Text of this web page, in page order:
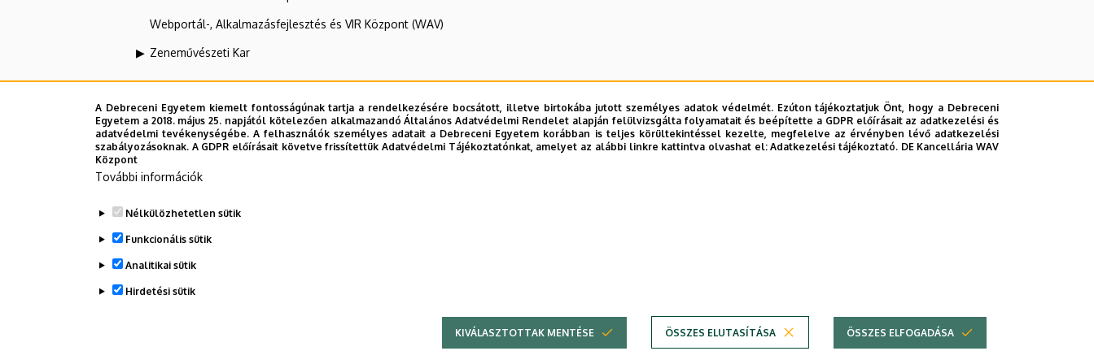
Webportál-, Alkalmazásfejlesztés és VIR Központ (WAV)
Zeneművészeti Kar
Regionális Egészségügyi Továbbképző Központ
Felettes szervezeti egységek
Egészségtudományi Kar
Dolgozói adatmódosítás igénylése a DE telefonkönyvében
A Debreceni Egyetem kiemelt fontosságúnak tartja a rendelkezésére bocsátott, illetve birtokába jutott személyes adatok védelmét. Ezúton tájékoztatjuk Önt, hogy a Debreceni
Egyetem a 2018. május 25. napjától kötelezően alkalmazandó Általános Adatvédelmi Rendelet alapján felülvizsgálta folyamatait és beépítette a GDPR előírásait az adatkezelési és
adatvédelmi tevékenységébe. A felhasználók személyes adatait a Debreceni Egyetem korábban is teljes körültekintéssel kezelte, megfelelve az érvényben lévő adatkezelési
szabályozásoknak. A GDPR előírásait követve frissítettük Adatvédelmi Tájékoztatónkat, amelyet az alábbi linkre kattintva olvashat el:Adatkezelési tájékoztató. DE Kancellária WAV
Központ
További információk
Nélkülözhetetlen sütik
Funkcionális sütik
Analitikai sütik
Hirdetési sütik
KIVÁLASZTOTTAK MENTÉSE ÖSSZES ELUTASÍTÁSA ÖSSZES ELFOGADÁSA